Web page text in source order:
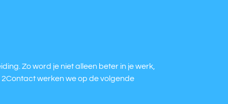
Zo word je niet alleen beter in je werk,
werken we op de volgende